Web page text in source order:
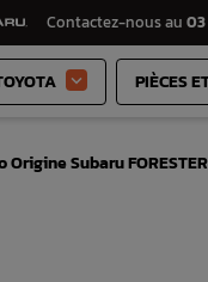
Contactez-nous au 03
 PIÈCES
Origine Subaru